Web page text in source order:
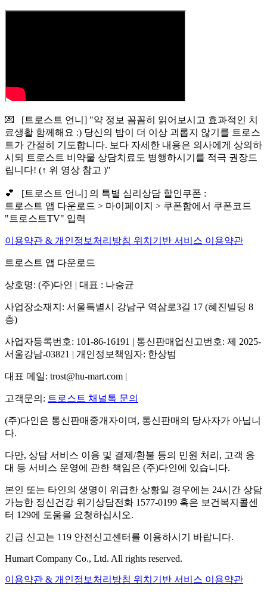
💌 [트로스트 언니] "약 정보 꼼꼼히 읽어보시고 효과적인 치
료생활 함께해요 :) 당신의 밤이 더 이상 괴롭지 않기를 트로스
트가 간절히 기도합니다. 보다 자세한 내용은 의사에게 상의하
시되 트로스트 비약물 상담치료도 병행하시기를 적극 권장드
립니다! (↑ 위 영상 참고 )"
💕 [트로스트 언니] 의 특별 심리상담 할인쿠폰 :
트로스트 앱 다운로드 > 마이페이지 > 쿠폰함에서 쿠폰코드
"트로스트TV" 입력
이용약관 & 개인정보처리방침 위치기반 서비스 이용약관
트로스트 앱 다운로드
상호명: (주)다인 | 대표 : 나승균
사업장소재지: 서울특별시 강남구 역삼로3길 17 (혜진빌딩 8
층)
사업자등록번호: 101-86-16191 | 통신판매업신고번호: 제 2025-
서울강남-03821 | 개인정보책임자: 한상범
대표 메일: trost@hu-mart.com |
고객문의: 트로스트 채널톡 문의
(주)다인은 통신판매중개자이며, 통신판매의 당사자가 아닙니
다.
다만, 상담 서비스 이용 및 결제/환불 등의 민원 처리, 고객 응
대 등 서비스 운영에 관한 책임은 (주)다인에 있습니다.
본인 또는 타인의 생명이 위급한 상황일 경우에는 24시간 상담
가능한 정신건강 위기상담전화 1577-0199 혹은 보건복지콜센
터 129에 도움을 요청하십시오.
긴급 신고는 119 안전신고센터를 이용하시기 바랍니다.
Humart Company Co., Ltd. All rights reserved.
이용약관 & 개인정보처리방침 위치기반 서비스 이용약관